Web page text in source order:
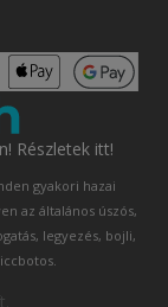
Részletek itt!
gyakori hazai
az általános úszós,
legyezés, bojli,